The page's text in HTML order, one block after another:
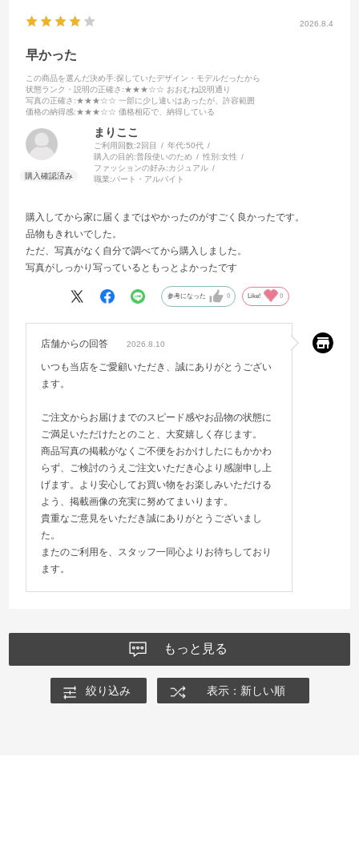
2026.8.4
早かった
この商品を選んだ決め手:探していたデザイン・モデルだったから
状態ランク・説明の正確さ :★★★☆☆ おおむね説明通り
写真の正確さ :★★★☆☆ 一部に少し違いはあったが、許容範囲
価格の納得感:★★★☆☆ 価格相応で、納得している
まりここ
ご利用回数:2回目 年代:50代
購入の目的:普段使いのため 性別:女性
ファッションの好み:カジュアル
職業:パート・アルバイト
購入してから家に届くまではやかったのがすごく良かったです。
品物もきれいでした。
ただ、写真がなく自分で調べてから購入しました。
写真がしっかり写っているともっとよかったです
参考になった 0 Like! 0
店舗からの回答 2026.8.10
いつも当店をご愛顧いただき、誠にありがとうござい
ます。
ご注文からお届けまでのスピード感やお品物の状態に
ご満足いただけたとのこと、大変嬉しく存じます。
商品写真の掲載がなくご不便をおかけしたにもかかわ
らず、ご検討のうえご注文いただき心より感謝申し上
げます。より安心してお買い物をお楽しみいただける
よう、掲載画像の充実に努めてまいります。
貴重なご意見をいただき誠にありがとうございまし
た。
またのご利用を、スタッフ一同心よりお待ちしており
ます。
もっと見る
絞り込み 表示：新しい順